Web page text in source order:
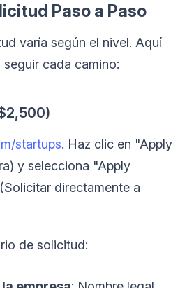
Paso a Paso
varía según el nivel. Aquí
cada camino:
startups. Haz clic en "Apply
y selecciona "Apply
directamente a
de solicitud: